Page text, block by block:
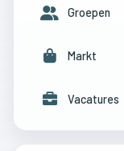
Groepen
Markt
Vacatures